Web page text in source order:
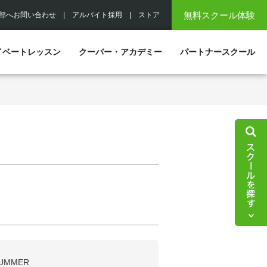
無料スクール体験
へお問い合わせ アルバイト採用 ストア
ベートレッスン クーバー・アカデミー パートナースクール